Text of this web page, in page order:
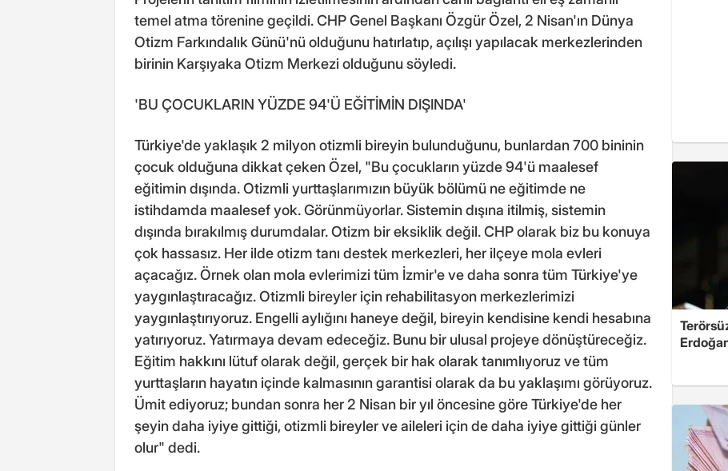
temel atma törenine geçildi. CHP Genel Başkanı Özgür Özel, 2 Nisan'ın Dünya
Otizm Farkındalık Günü'nü olduğunu hatırlatıp, açılışı yapılacak merkezlerinden
birinin Karşıyaka Otizm Merkezi olduğunu söyledi.
'BU ÇOCUKLARIN YÜZDE 94'Ü EĞİTİMİN DIŞINDA'
Türkiye'de yaklaşık 2 milyon otizmli bireyin bulunduğunu, bunlardan 700 bininin
çocuk olduğuna dikkat çeken Özel, "Bu çocukların yüzde 94'ü maalesef
eğitimin dışında. Otizmli yurttaşlarımızın büyük bölümü ne eğitimde ne
istihdamda maalesef yok. Görünmüyorlar. Sistemin dışına itilmiş, sistemin
dışında bırakılmış durumdalar. Otizm bir eksiklik değil. CHP olarak biz bu konuya
çok hassasız. Her ilde otizm tanı destek merkezleri, her ilçeye mola evleri
açacağız. Örnek olan mola evlerimizi tüm İzmir'e ve daha sonra tüm Türkiye'ye
yaygınlaştıracağız. Otizmli bireyler için rehabilitasyon merkezlerimizi
yaygınlaştırıyoruz. Engelli aylığını haneye değil, bireyin kendisine kendi hesabına
yatırıyoruz. Yatırmaya devam edeceğiz. Bunu bir ulusal projeye dönüştüreceğiz.
Eğitim hakkını lütuf olarak değil, gerçek bir hak olarak tanımlıyoruz ve tüm
yurttaşların hayatın içinde kalmasının garantisi olarak da bu yaklaşımı görüyoruz.
Ümit ediyoruz; bundan sonra her 2 Nisan bir yıl öncesine göre Türkiye'de her
şeyin daha iyiye gittiği, otizmli bireyler ve aileleri için de daha iyiye gittiği günler
olur" dedi.